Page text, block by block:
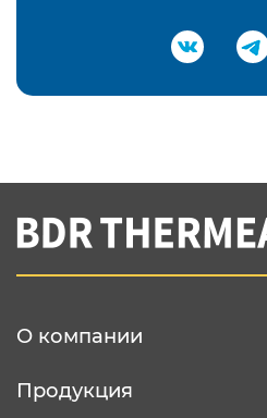
Подтвердить e-mail
Вы соглашаетесь с нашей
конфеденциальности
О компании
Продукция